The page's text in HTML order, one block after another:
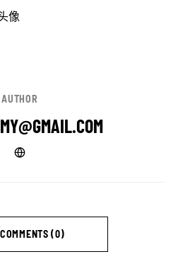
AUTHOR
(0)